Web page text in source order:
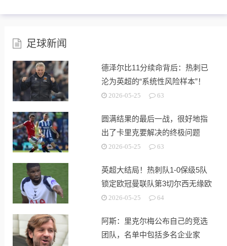
足球新闻
德泽尔比11分续命背后：热刺已
沦为英超的“系统性风险样本”！
2026-05-25 63
圆满结果的最后一战，很好地指
出了卡里克要解决的终极问题
2026-05-25 63
英超大结局！热刺队1-0保级5队
锁定欧冠曼联队第3切尔西无缘欧
战2026-05-25 64
阿斯：里克尔梅公布自己的竞选
团队，名单中包括多名企业家